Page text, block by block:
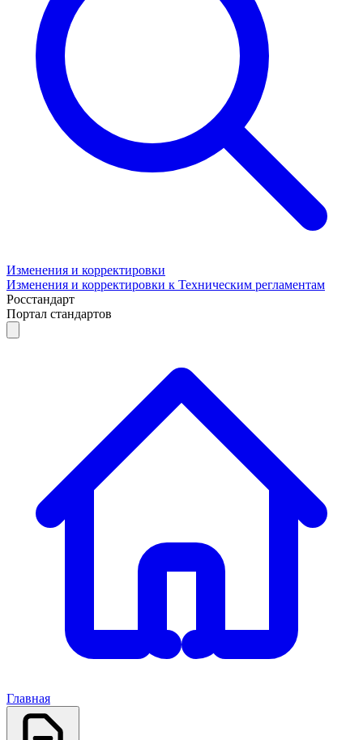
Изменения и корректировки
Изменения и корректировки к Техническим регламентам
Росстандарт
Портал стандартов
Главная